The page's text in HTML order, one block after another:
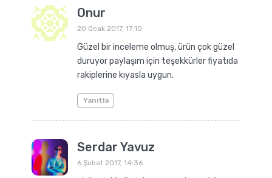
Onur
20 Ocak 2017, 17:10
Güzel bir inceleme olmuş, ürün çok güzel
duruyor paylaşım için teşekkürler fiyatıda
rakiplerine kıyasla uygun.
Yanıtla
Serdar Yavuz
6 Şubat 2017, 14:36